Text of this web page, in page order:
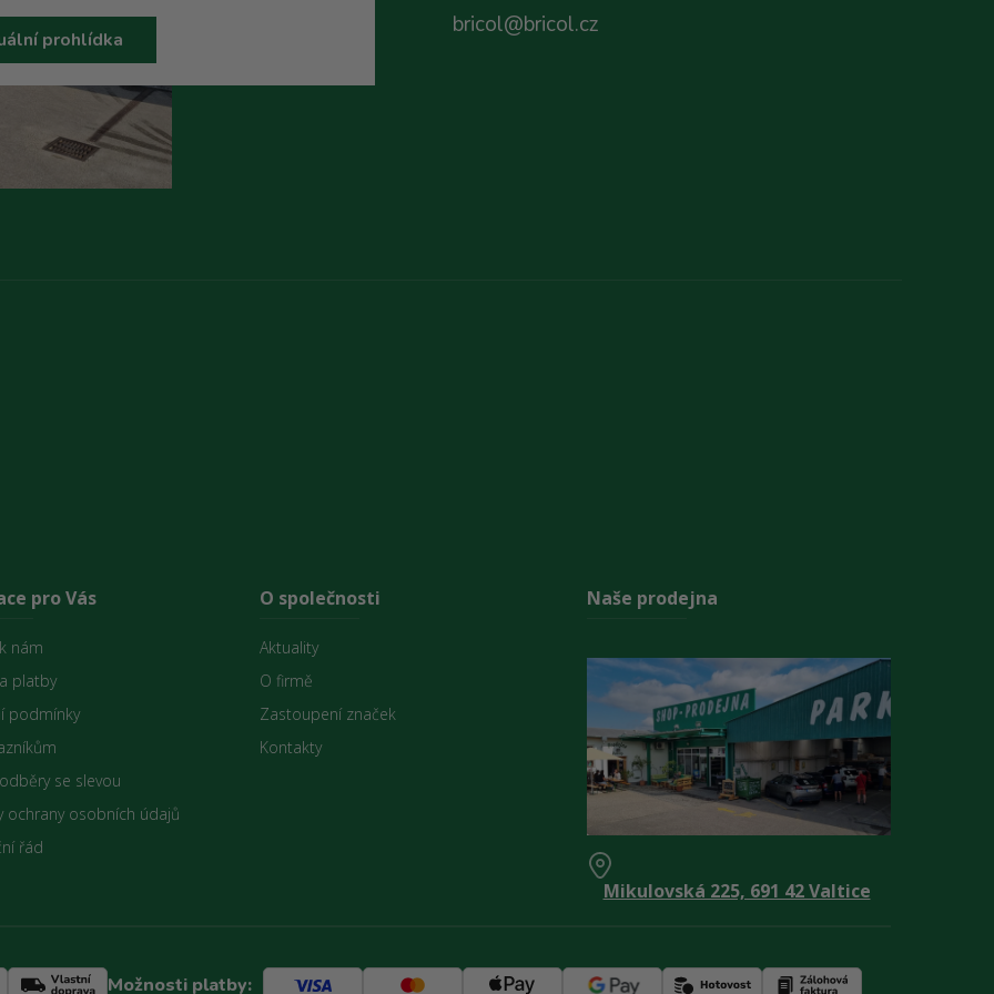
prohlídka
bricol@bricol.cz
pro Vás
nám
platby
podmínky
se slevou
ochrany osobních údajů
řád
O společnosti
Aktuality
O firmě
Zastoupení značek
Kontakty
Naše prodejna
Mikulovská 225, 691 42 Valtice
Možnosti platby: